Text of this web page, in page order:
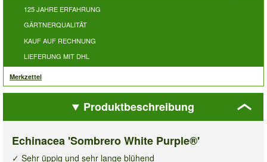
125 JAHRE ERFAHRUNG
GÄRTNERQUALITÄT
KAUF AUF RECHNUNG
LIEFERUNG MIT DHL
Merkzettel
Produktbeschreibung
Echinacea 'Sombrero White Purple®'
✓ Sehr üppig und sehr lange blühend